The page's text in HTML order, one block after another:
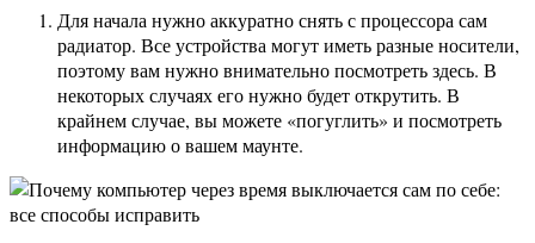
Для начала нужно аккуратно снять с процессора сам
радиатор. Все устройства могут иметь разные носители,
поэтому вам нужно внимательно посмотреть здесь. В
некоторых случаях его нужно будет открутить. В
крайнем случае, вы можете «погуглить» и посмотреть
информацию о вашем маунте.